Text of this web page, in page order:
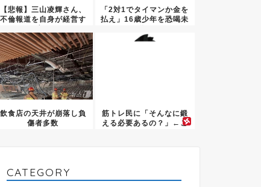
【悲報】三山凌輝さん、
不倫報道を自身が経営す
「2対1でタイマンか金を
払え」16歳少年を恐喝未
飲食店の天井が崩落し負
傷者多数
筋トレ民に「そんなに鍛
える必要あるの？」←こ
CATEGORY